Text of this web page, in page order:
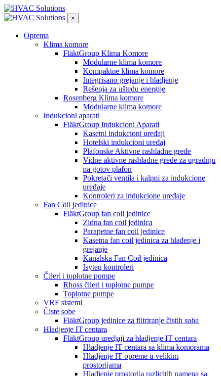
×
Oprema
Klima komore
FläktGroup Klima Komore
Modularne klima komore
Kompaktne klima komore
Integrisano grejanje i hladjenje
Rešenja za uštedu energije
Rosenberg Klima komore
Modularne klima komore
Indukcioni aparati
FläktGroup Indukcioni Aparati
Kasetni indukcioni uređaji
Hotelski indukcioni uređaj
Plafonske Aktivne rashladne grede
Vidne aktivne rashladne grede za ugradnju
na gotov plafon
Pokretači ventila i kalpni za indukcione
uređaje
Kontroleri za indukcione uređaje
Fan Coil jedinice
FläktGroup fan coil jedinice
Zidna fan coil jedinica
Parapetne fan coil jedinice
Kasetna fan coil jedinica za hlađenje i
grejanje
Kanalska Fan Coil jedinica
Isyteq kontroleri
Čileri i toplotne pumpe
Rhoss čileri i toplotne pumpe
Toplotne pumpe
VRF sistemi
Čiste sobe
FläktGroup jedinice za filtriranje čistih soba
Hladjenje IT centara
FläktGroup uredjaji za hladjenje IT centara
Hladjenje IT centara sa klima komorama
Hladjenje IT opreme u velikim
prostorijama
Hladjenje prostorija razlicitih namena sa